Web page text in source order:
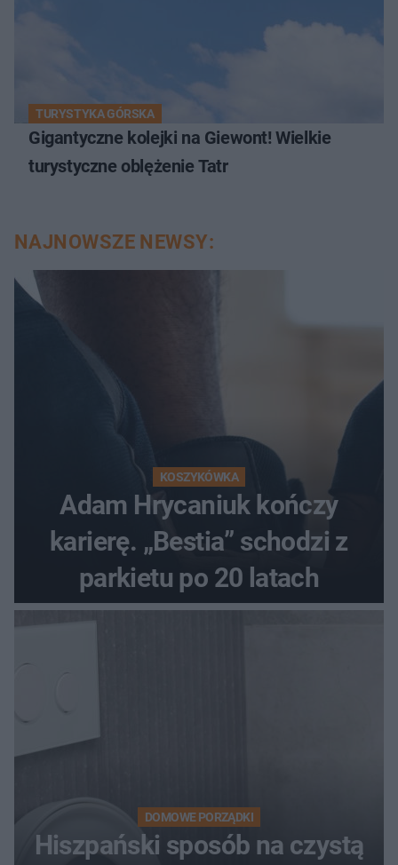
TURYSTYKA GÓRSKA
Gigantyczne kolejki na Giewont! Wielkie
turystyczne oblężenie Tatr
NAJNOWSZE NEWSY:
KOSZYKÓWKA
Adam Hrycaniuk kończy
karierę. „Bestia” schodzi z
parkietu po 20 latach
DOMOWE PORZĄDKI
Hiszpański sposób na czystą